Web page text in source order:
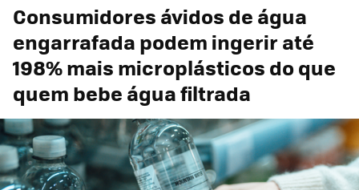
Consumidores ávidos de água
engarrafada podem ingerir até
198% mais microplásticos do que
quem bebe água filtrada